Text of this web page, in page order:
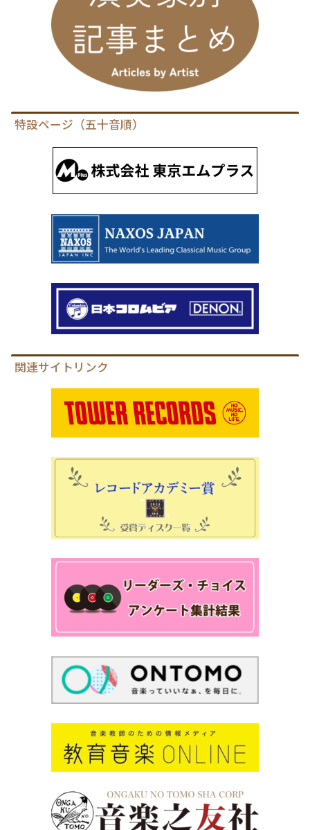
特設ページ（五十音順）
関連サイトリンク